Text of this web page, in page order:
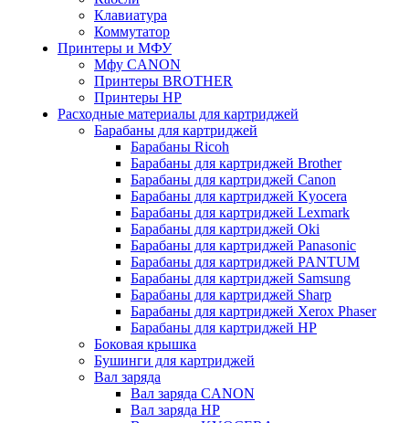
Клавиатура
Коммутатор
Принтеры и МФУ
Мфу CANON
Принтеры BROTHER
Принтеры HP
Расходные материалы для картриджей
Барабаны для картриджей
Барабаны Ricoh
Барабаны для картриджей Brother
Барабаны для картриджей Canon
Барабаны для картриджей Kyocera
Барабаны для картриджей Lexmark
Барабаны для картриджей Oki
Барабаны для картриджей Panasonic
Барабаны для картриджей PANTUM
Барабаны для картриджей Samsung
Барабаны для картриджей Sharp
Барабаны для картриджей Xerox Phaser
Барабаны для картриджей НР
Боковая крышка
Бушинги для картриджей
Вал заряда
Вал заряда CANON
Вал заряда HP